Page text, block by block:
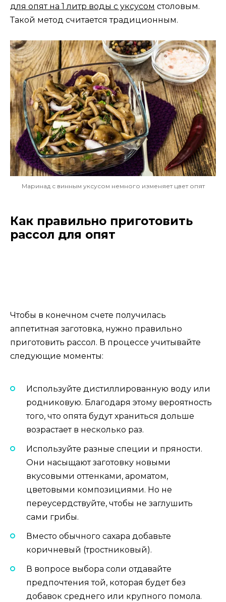
для опят на 1 литр воды с уксусом столовым.
Такой метод считается традиционным.
Маринад с винным уксусом немного изменяет цвет опят
Как правильно приготовить
рассол для опят
Чтобы в конечном счете получилась
аппетитная заготовка, нужно правильно
приготовить рассол. В процессе учитывайте
следующие моменты:
Используйте дистиллированную воду или
родниковую. Благодаря этому вероятность
того, что опята будут храниться дольше
возрастает в несколько раз.
Используйте разные специи и пряности.
Они насыщают заготовку новыми
вкусовыми оттенками, ароматом,
цветовыми композициями. Но не
переусердствуйте, чтобы не заглушить
сами грибы.
Вместо обычного сахара добавьте
коричневый (тростниковый).
В вопросе выбора соли отдавайте
предпочтения той, которая будет без
добавок среднего или крупного помола.